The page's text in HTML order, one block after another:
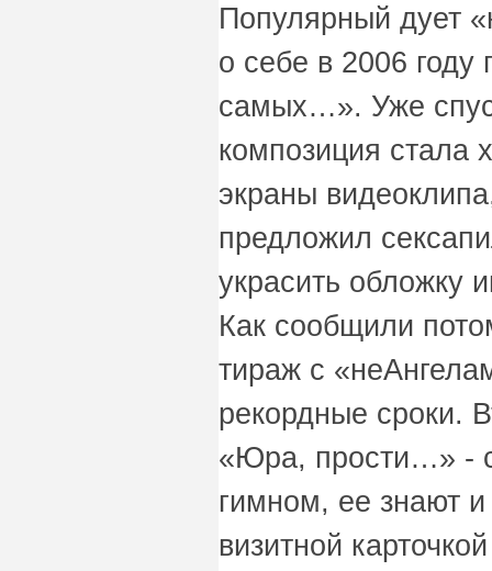
Популярный дует
о себе в 2006 году
самых…». Уже
композиция стала
экраны
предложил
украсить обложку
Как сообщили
тираж с
рекордные сроки.
«Юра, прости…» -
гимном, ее знают
визитной